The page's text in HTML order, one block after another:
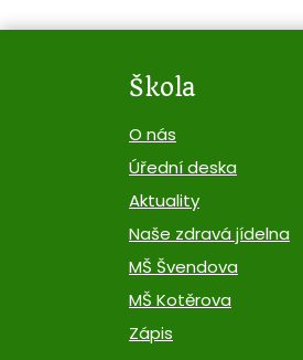
Škola
O nás
Úřední deska
Aktuality
Naše zdravá jídelna
MŠ Švendova
MŠ Kotěrova
Zápis